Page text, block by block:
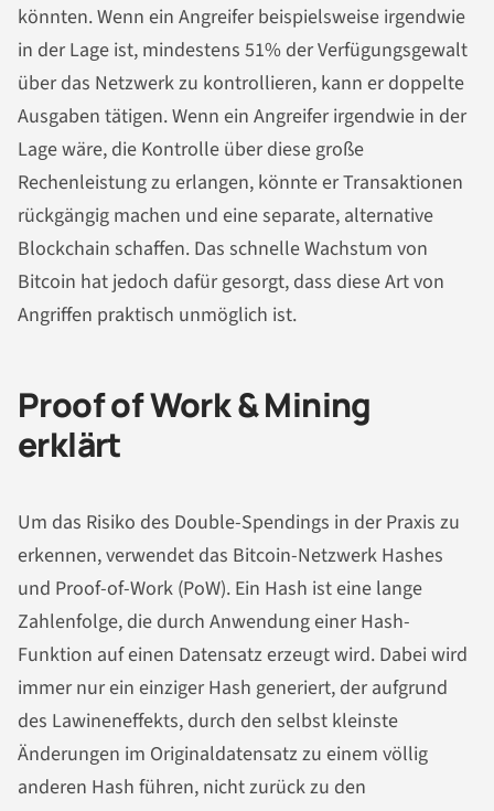
könnten. Wenn ein Angreifer beispielsweise irgendwie
in der Lage ist, mindestens 51% der Verfügungsgewalt
über das Netzwerk zu kontrollieren, kann er doppelte
Ausgaben tätigen. Wenn ein Angreifer irgendwie in der
Lage wäre, die Kontrolle über diese große
Rechenleistung zu erlangen, könnte er Transaktionen
rückgängig machen und eine separate, alternative
Blockchain schaffen. Das schnelle Wachstum von
Bitcoin hat jedoch dafür gesorgt, dass diese Art von
Angriffen praktisch unmöglich ist.
Proof of Work & Mining
erklärt
Um das Risiko des Double-Spendings in der Praxis zu
erkennen, verwendet das Bitcoin-Netzwerk Hashes
und Proof-of-Work (PoW). Ein Hash ist eine lange
Zahlenfolge, die durch Anwendung einer Hash-
Funktion auf einen Datensatz erzeugt wird. Dabei wird
immer nur ein einziger Hash generiert, der aufgrund
des Lawineneffekts, durch den selbst kleinste
Änderungen im Originaldatensatz zu einem völlig
anderen Hash führen, nicht zurück zu den